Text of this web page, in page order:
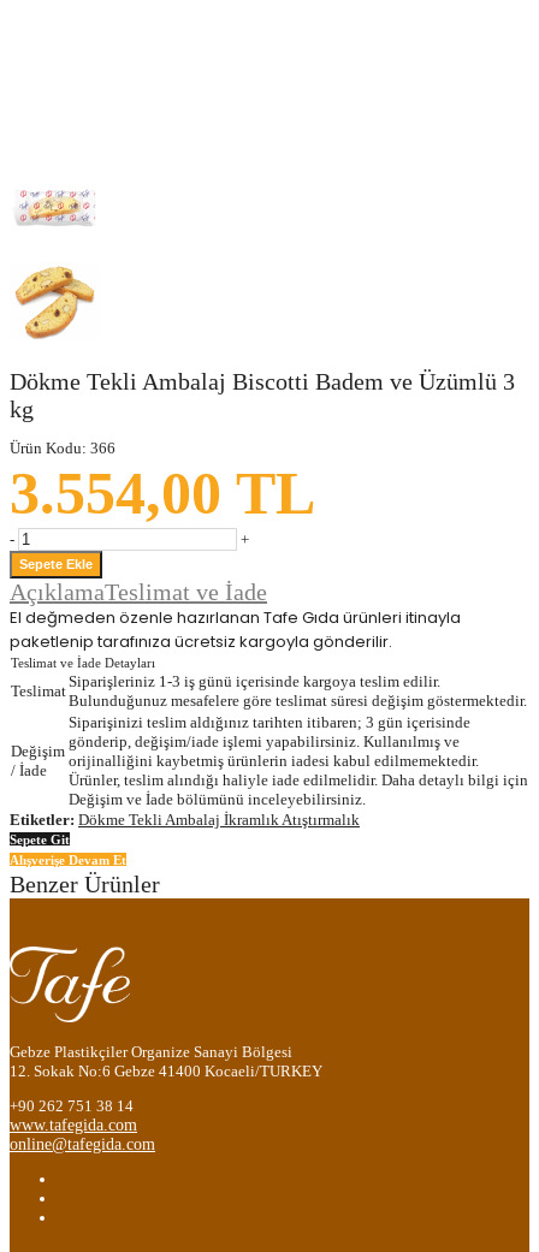
Dökme Tekli Ambalaj Biscotti Badem ve Üzümlü 3
kg
Ürün Kodu: 366
3.554,00 TL
- +
AçıklamaTeslimat ve İade
El değmeden özenle hazırlanan Tafe Gıda ürünleri itinayla
paketlenip tarafınıza ücretsiz kargoyla gönderilir.
Teslimat ve İade Detayları
Teslimat
Siparişleriniz 1-3 iş günü içerisinde kargoya teslim edilir.
Bulunduğunuz mesafelere göre teslimat süresi değişim göstermektedir.
Değişim
/ İade
Siparişinizi teslim aldığınız tarihten itibaren; 3 gün içerisinde
gönderip, değişim/iade işlemi yapabilirsiniz. Kullanılmış ve
orijinalliğini kaybetmiş ürünlerin iadesi kabul edilmemektedir.
Ürünler, teslim alındığı haliyle iade edilmelidir. Daha detaylı bilgi için
Değişim ve İade bölümünü inceleyebilirsiniz.
Etiketler: Dökme Tekli Ambalaj İkramlık Atıştırmalık
Sepete Git
Alışverişe Devam Et
Benzer Ürünler
Gebze Plastikçiler Organize Sanayi Bölgesi
12. Sokak No:6 Gebze 41400 Kocaeli/TURKEY
+90 262 751 38 14
www.tafegida.com
online@tafegida.com